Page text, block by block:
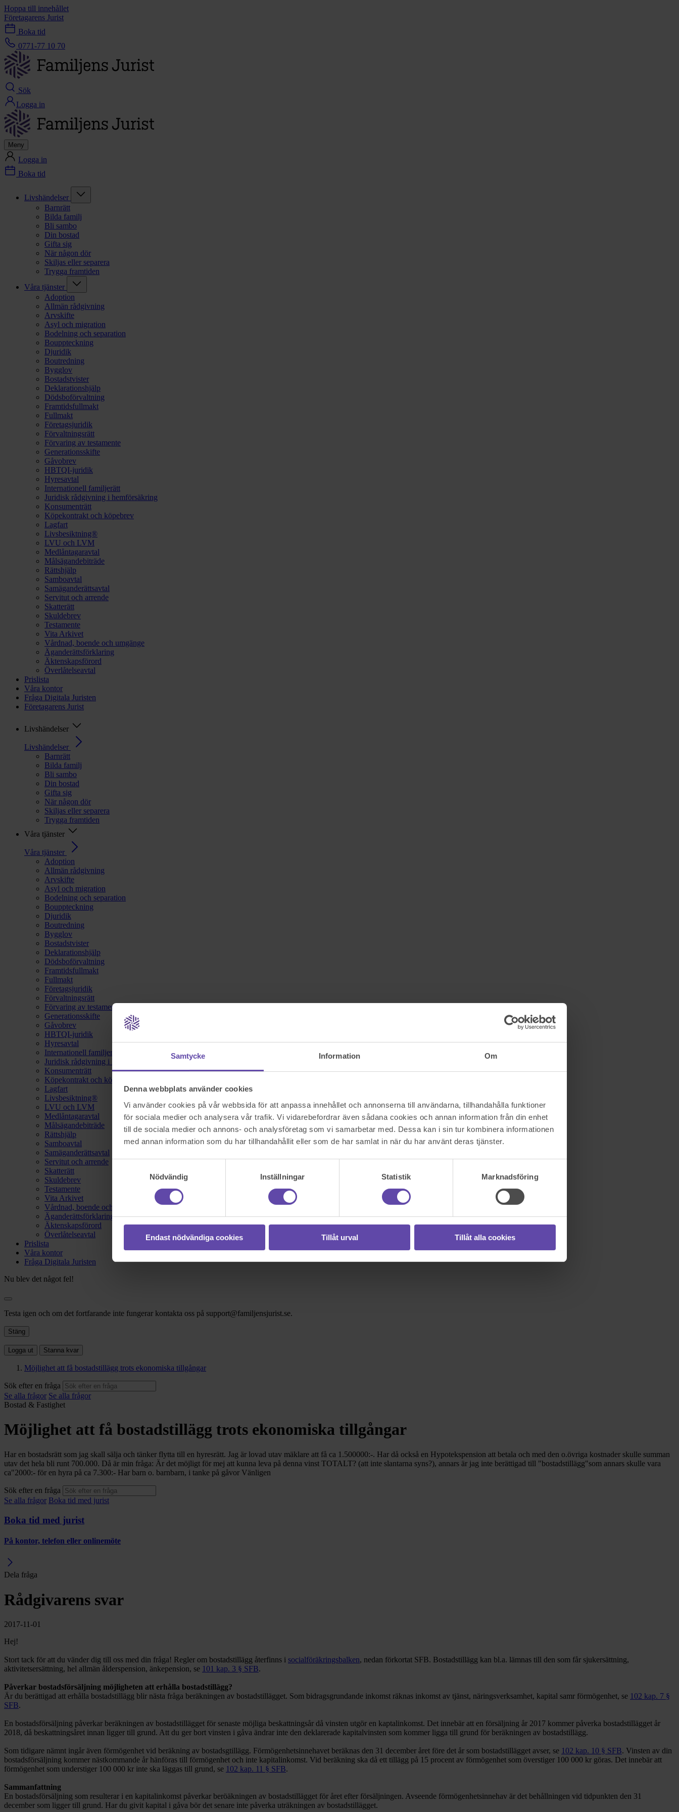
Samtycke Information Om
Denna webbplats använder cookies
Vi använder cookies på vår webbsida för att anpassa innehållet och annonserna till användarna, tillhandahålla funktioner
för sociala medier och analysera vår trafik. Vi vidarebefordrar även sådana cookies och annan information från din enhet
till de sociala medier och annons- och analysföretag som vi samarbetar med. Dessa kan i sin tur kombinera informationen
med annan information som du har tillhandahållit eller som de har samlat in när du har använt deras tjänster.
Nödvändig
Inställningar Statistik Marknadsföring
Endast nödvändiga cookies Tillåt urval Tillåt alla cookies
Hoppa till innehållet
Företagarens Jurist
Boka tid
0771-77 10 70
Sök
Logga in
Meny
Logga in
Boka tid
Livshändelser
Barnrätt
Bilda familj
Bli sambo
Din bostad
Gifta sig
När någon dör
Skiljas eller separera
Trygga framtiden
Våra tjänster
Adoption
Allmän rådgivning
Arvskifte
Asyl och migration
Bodelning och separation
Bouppteckning
Djuridik
Boutredning
Bygglov
Bostadstvister
Deklarationshjälp
Dödsboförvaltning
Framtidsfullmakt
Fullmakt
Företagsjuridik
Förvaltningsrätt
Förvaring av testamente
Generationsskifte
Gåvobrev
HBTQI-juridik
Hyresavtal
Internationell familjerätt
Juridisk rådgivning i hemförsäkring
Konsumenträtt
Köpekontrakt och köpebrev
Lagfart
Livsbesiktning®
LVU och LVM
Medlåntagaravtal
Målsägandebiträde
Rättshjälp
Samboavtal
Samäganderättsavtal
Servitut och arrende
Skatterätt
Skuldebrev
Testamente
Vita Arkivet
Vårdnad, boende och umgänge
Äganderättsförklaring
Äktenskapsförord
Överlåtelseavtal
Prislista
Våra kontor
Fråga Digitala Juristen
Företagarens Jurist
Livshändelser
Livshändelser
Barnrätt
Bilda familj
Bli sambo
Din bostad
Gifta sig
När någon dör
Skiljas eller separera
Trygga framtiden
Våra tjänster
Våra tjänster
Adoption
Allmän rådgivning
Arvskifte
Asyl och migration
Bodelning och separation
Bouppteckning
Djuridik
Boutredning
Bygglov
Bostadstvister
Deklarationshjälp
Dödsboförvaltning
Framtidsfullmakt
Fullmakt
Företagsjuridik
Förvaltningsrätt
Förvaring av testamente
Generationsskifte
Gåvobrev
HBTQI-juridik
Hyresavtal
Internationell familjerätt
Juridisk rådgivning i hemförsäkring
Konsumenträtt
Köpekontrakt och köpebrev
Lagfart
Livsbesiktning®
LVU och LVM
Medlåntagaravtal
Målsägandebiträde
Rättshjälp
Samboavtal
Samäganderättsavtal
Servitut och arrende
Skatterätt
Skuldebrev
Testamente
Vita Arkivet
Vårdnad, boende och umgänge
Äganderättsförklaring
Äktenskapsförord
Överlåtelseavtal
Prislista
Våra kontor
Fråga Digitala Juristen
Nu blev det något fel!
Testa igen och om det fortfarande inte fungerar kontakta oss på support@familjensjurist.se.
Stäng
Logga ut Stanna kvar
Möjlighet att få bostadstillägg trots ekonomiska tillgångar
Sök efter en fråga
Se alla frågor Se alla frågor
Bostad & Fastighet
Möjlighet att få bostadstillägg trots ekonomiska tillgångar
Har en bostadsrätt som jag skall sälja och tänker flytta till en hyresrätt. Jag är lovad utav mäklare att få ca 1.500000:-. Har då också en Hypotekspension att betala och med den o.övriga kostnader skulle summan
utav det hela bli runt 700.000. Då är min fråga: Är det möjligt för mej att kunna leva på denna vinst TOTALT? (att inte slantarna syns?), annars är jag inte berättigad till "bostadstillägg"som annars skulle vara
ca"2000:- för en hyra på ca 7.300:- Har barn o. barnbarn, i tanke på gåvor Vänligen
Sök efter en fråga
Se alla frågor Boka tid med jurist
Boka tid med jurist
På kontor, telefon eller onlinemöte
Dela fråga
Rådgivarens svar
2017-11-01
Hej!
Stort tack för att du vänder dig till oss med din fråga! Regler om bostadstillägg återfinns i socialföräkringsbalken, nedan förkortat SFB. Bostadstillägg kan bl.a. lämnas till den som får sjukersättning,
aktivitetsersättning, hel allmän ålderspension, änkepension, se 101 kap. 3 § SFB.
Påverkar bostadsförsäljning möjligheten att erhålla bostadstillägg?
Är du berättigad att erhålla bostadstillägg blir nästa fråga beräkningen av bostadstillägget. Som bidragsgrundande inkomst räknas inkomst av tjänst, näringsverksamhet, kapital samr förmögenhet, se 102 kap. 7 §
SFB.
En bostadsförsäljning påverkar beräkningen av bostadstillägget för senaste möjliga beskattningsår då vinsten utgör en kaptalinkomst. Det innebär att en försäljning år 2017 kommer påverka bostadstillägget år
2018, då beskattningsåret innan ligger till grund. Att du ger bort vinsten i gåva ändrar inte den deklarerade kapitalvinsten som kommer ligga till grund för beräkningen av bostadstillägg.
Som tidigare nämnt ingår även förmögenhet vid beräkning av bostadsgtillägg. Förmögenhetsinnehavet beräknas den 31 december året före det år som bostadstillägget avser, se 102 kap. 10 § SFB. Vinsten av din
bostadsförsäljning kommer nästkommande år hänföras till förmögenhet och inte kapitalinkomst. Vid beräkning ska då ett tillägg på 15 procent av förmögenhet som överstiger 100 000 kr göras. Det innebär att
förmögenhet som understiger 100 000 kr inte ska läggas till grund, se 102 kap. 11 § SFB.
Sammanfattning
En bostadsförsäljning som resulterar i en kapitalinkomst påverkar beröäkningen av bostadstillägget för året efter försäljningen. Avseende förmögenhetsinnehav är det behållningen vid tidpunkten den 31
december som ligger till grund. Har du givit kapital i gåva bör det senare inte påverka uträkningen av bostadstillägget.